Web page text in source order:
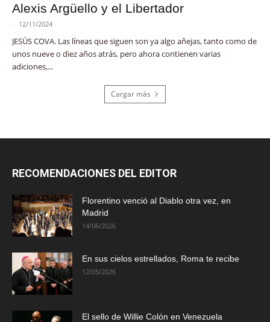
Alexis Argüello y el Libertador
- 12/11/2024
JESÚS COVA. Las líneas que siguen son ya algo añejas, tanto como de
unos nueve o diez años atrás, pero ahora contienen varias
adiciones,...
Cargar más
RECOMENDACIONES DEL EDITOR
Florentino venció al Diablo otra vez, en
Madrid
14/06/2026
En sus cielos estrellados, Roma te recibe
12/05/2026
El sello de Willie Colón en Venezuela